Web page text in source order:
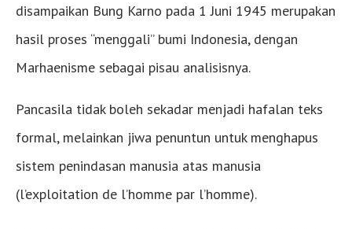
disampaikan Bung Karno pada 1 Juni 1945 merupakan
hasil proses “menggali” bumi Indonesia, dengan
Marhaenisme sebagai pisau analisisnya.
Pancasila tidak boleh sekadar menjadi hafalan teks
formal, melainkan jiwa penuntun untuk menghapus
sistem penindasan manusia atas manusia
(l’exploitation de l’homme par l’homme).